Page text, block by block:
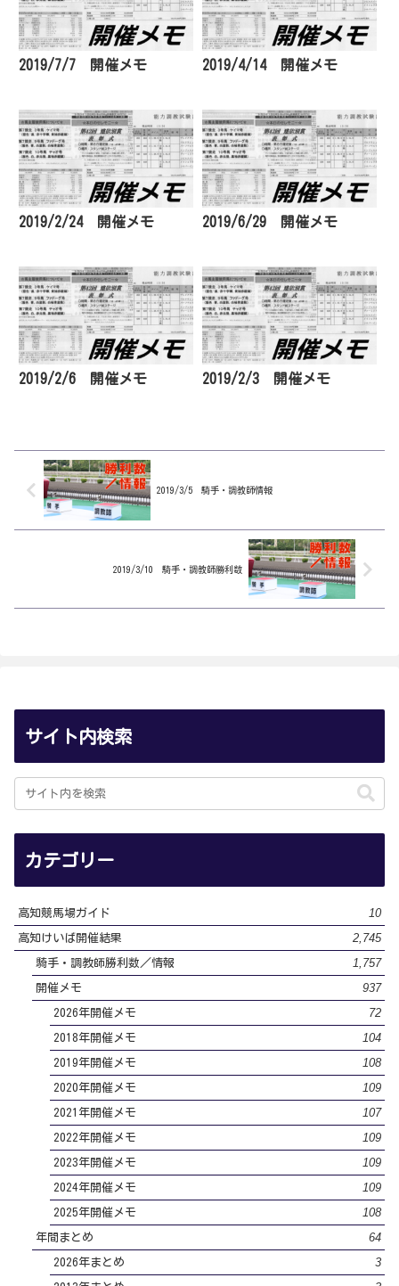
2019/7/7 開催メモ 2019/4/14 開催メモ
2019/2/24 開催メモ 2019/6/29 開催メモ
2019/2/6 開催メモ 2019/2/3 開催メモ
2019/3/5 騎手・調教師情報
2019/3/10 騎手・調教師勝利数
サイト内検索
カテゴリー
高知競馬場ガイド 10
高知けいば開催結果 2,745
騎手・調教師勝利数／情報 1,757
開催メモ 937
2026年開催メモ 72
2018年開催メモ 104
2019年開催メモ 108
2020年開催メモ 109
2021年開催メモ 107
2022年開催メモ 109
2023年開催メモ 109
2024年開催メモ 109
2025年開催メモ 108
年間まとめ 64
2026年まとめ 3